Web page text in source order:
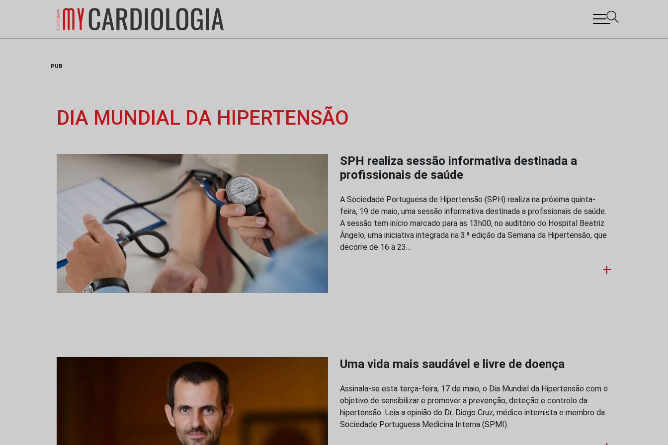
PUB
DIA MUNDIAL DA HIPERTENSÃO
SPH realiza sessão informativa destinada a
profissionais de saúde
A Sociedade Portuguesa de Hipertensão (SPH) realiza na próxima quinta-
feira, 19 de maio, uma sessão informativa destinada a profissionais de saúde.
A sessão tem início marcado para as 13h00, no auditório do Hospital Beatriz
Ângelo, uma iniciativa integrada na 3.ª edição da Semana da Hipertensão, que
decorre de 16 a 23…
+
Uma vida mais saudável e livre de doença
Assinala-se esta terça-feira, 17 de maio, o Dia Mundial da Hipertensão com o
objetivo de sensibilizar e promover a prevenção, deteção e controlo da
hipertensão. Leia a opinião do Dr. Diogo Cruz, médico internista e membro da
Sociedade Portuguesa Medicina Interna (SPMI).